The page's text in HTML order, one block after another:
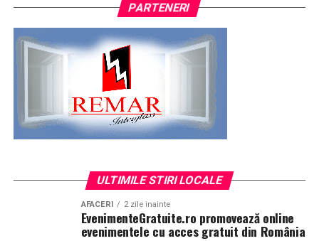
PARTENERI
ULTIMILE STIRI LOCALE
AFACERI 2 zile inainte
EvenimenteGratuite.ro promovează online
evenimentele cu acces gratuit din România